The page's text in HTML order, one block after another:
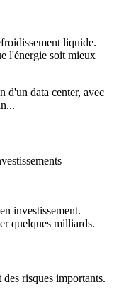
liquide.
l'énergie soit mieux
d'un data center, avec
investissement.
quelques milliards.
risques importants.